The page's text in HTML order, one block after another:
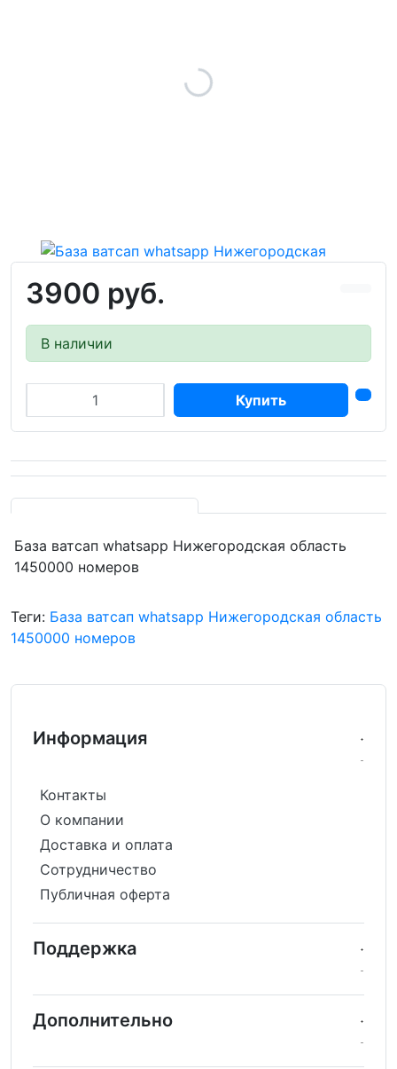
3900 руб.
В наличии
Купить
База ватсап whatsapp Нижегородская область
1450000 номеров
Теги: База ватсап whatsapp Нижегородская область
1450000 номеров
Информация
Контакты
О компании
Доставка и оплата
Сотрудничество
Публичная оферта
Поддержка
Дополнительно